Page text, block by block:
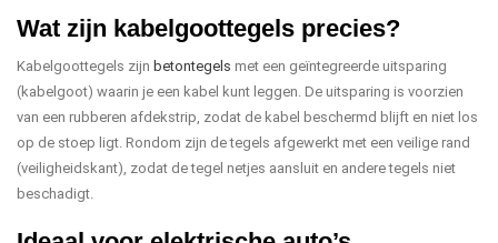
Wat zijn kabelgoottegels precies?
Kabelgoottegels zijn betontegels met een geïntegreerde uitsparing
(kabelgoot) waarin je een kabel kunt leggen. De uitsparing is voorzien
van een rubberen afdekstrip, zodat de kabel beschermd blijft en niet los
op de stoep ligt. Rondom zijn de tegels afgewerkt met een veilige rand
(veiligheidskant), zodat de tegel netjes aansluit en andere tegels niet
beschadigt.